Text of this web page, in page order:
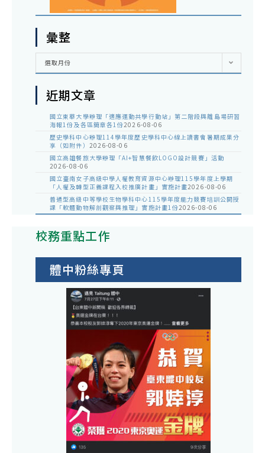
彙整
彙
選取月份
近期文章
國立東華大學辦理「適應運動共學行動站」第二階段與離島場研習
海報1份及各區簡章各1份2026-08-06
歷史學科中心辦理114學年度歷史學科中心線上讀書會暑期成果分
享（如附件） 2026-08-06
國立高雄餐旅大學辦理「AI+智慧餐飲LOGO設計競賽」活動
2026-08-06
國立臺南女子高級中學人權教育資源中心辦理115學年度上學期
「人權及轉型正義課程入校推廣計畫」實施計畫2026-08-06
普通型高級中等學校生物學科中心115學年度能力競賽培訓公開授
課「軟體動物解剖觀察與推理」實施計畫1份2026-08-06
校務重點工作
體中粉絲專頁